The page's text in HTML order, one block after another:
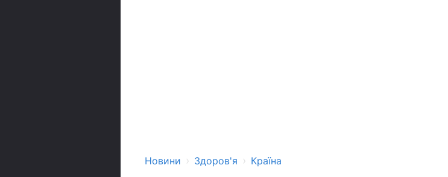
Новини › Здоров'я › Країна